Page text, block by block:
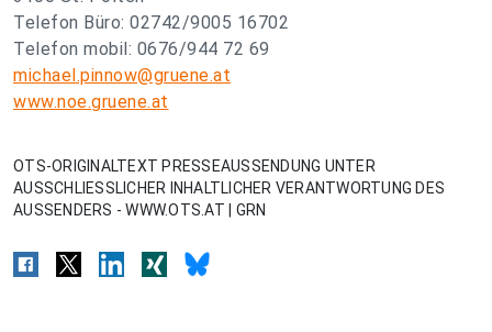
Telefon Büro: 02742/9005 16702
Telefon mobil: 0676/944 72 69
michael.pinnow@gruene.at
www.noe.gruene.at
OTS-ORIGINALTEXT PRESSEAUSSENDUNG UNTER
AUSSCHLIESSLICHER INHALTLICHER VERANTWORTUNG DES
AUSSENDERS - WWW.OTS.AT | GRN